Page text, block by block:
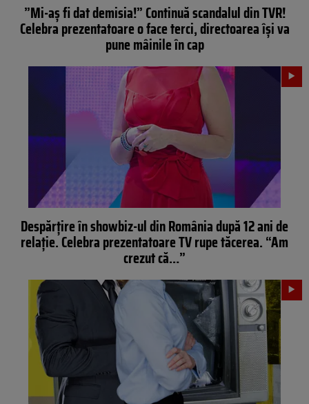
”Mi-aș fi dat demisia!” Continuă scandalul din TVR!
Celebra prezentatoare o face terci, directoarea își va
pune mâinile în cap
Despărțire în showbiz-ul din România după 12 ani de
relație. Celebra prezentatoare TV rupe tăcerea. “Am
crezut că…”